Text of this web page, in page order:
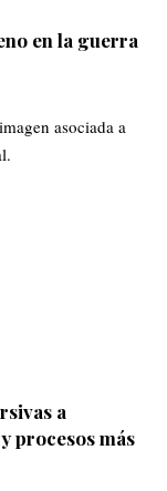
en la guerra
a
procesos más